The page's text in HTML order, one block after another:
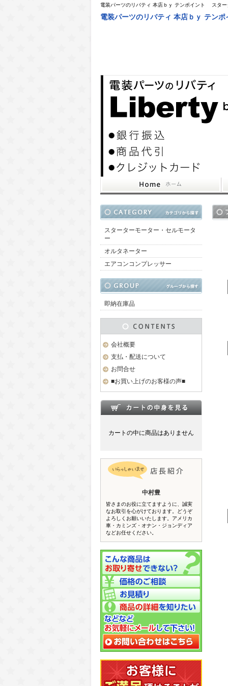
電装パーツのリバティ 本店ｂｙ テンポイント スタ
電装パーツのリバティ 本店ｂｙ テン
スターターモーター・セルモータ
ー
オルタネーター
エアコンコンプレッサー
即納在庫品
会社概要
支払・配送について
お問合せ
■お買い上げのお客様の声■
カートの中に商品はありません
中村豊
皆さまのお役に立てますように、誠実
なお取引を心がけております。どうぞ
よろしくお願いいたします。アメリカ
車・カミンズ・オナン・ジョンディア
などお任せください。